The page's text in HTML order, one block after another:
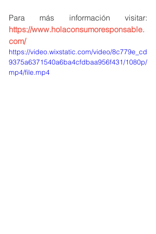
https://www.holaconsumoresponsable.
com/
https://video.wixstatic.com/video/8c779e_cd
9375a6371540a6ba4cfdbaa956f431/1080p/
mp4/file.mp4